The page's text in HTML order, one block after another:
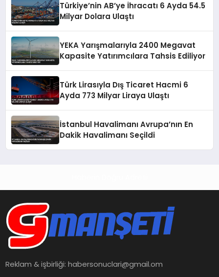
Türkiye’nin AB’ye İhracatı 6 Ayda 54.5
Milyar Dolara Ulaştı
YEKA Yarışmalarıyla 2400 Megavat
Kapasite Yatırımcılara Tahsis Ediliyor
Türk Lirasıyla Dış Ticaret Hacmi 6
Ayda 773 Milyar Liraya Ulaştı
İstanbul Havalimanı Avrupa’nın En
Dakik Havalimanı Seçildi
Reklam & işbirliği:habersonuclari@gmail.om